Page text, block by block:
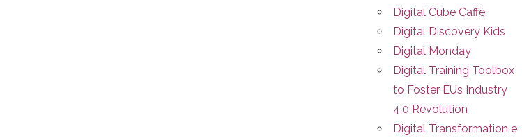
Digital Cube Caffè
Digital Discovery Kids
Digital Monday
Digital Training Toolbox
to Foster EUs Industry
4.0 Revolution
Digital Transformation e